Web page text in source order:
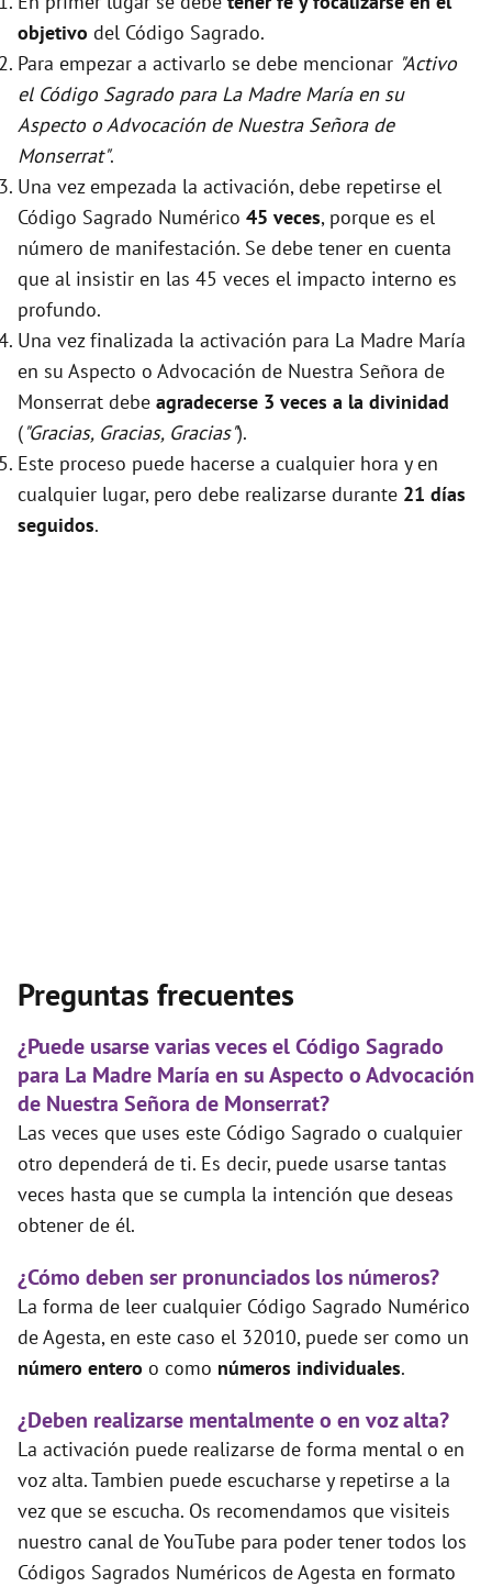
objetivo del Código Sagrado.
Para empezar a activarlo se debe mencionar "Activo
el Código Sagrado para La Madre María en su
Aspecto o Advocación de Nuestra Señora de
Monserrat".
Una vez empezada la activación, debe repetirse el
Código Sagrado Numérico 45 veces, porque es el
número de manifestación. Se debe tener en cuenta
que al insistir en las 45 veces el impacto interno es
profundo.
Una vez finalizada la activación para La Madre María
en su Aspecto o Advocación de Nuestra Señora de
Monserrat debe agradecerse 3 veces a la divinidad
("Gracias, Gracias, Gracias").
Este proceso puede hacerse a cualquier hora y en
cualquier lugar, pero debe realizarse durante 21 días
seguidos.
Preguntas frecuentes
¿Puede usarse varias veces el Código Sagrado
para La Madre María en su Aspecto o Advocación
de Nuestra Señora de Monserrat?
Las veces que uses este Código Sagrado o cualquier
otro dependerá de ti. Es decir, puede usarse tantas
veces hasta que se cumpla la intención que deseas
obtener de él.
¿Cómo deben ser pronunciados los números?
La forma de leer cualquier Código Sagrado Numérico
de Agesta, en este caso el 32010, puede ser como un
número entero o como números individuales.
¿Deben realizarse mentalmente o en voz alta?
La activación puede realizarse de forma mental o en
voz alta. Tambien puede escucharse y repetirse a la
vez que se escucha. Os recomendamos que visiteis
nuestro canal de YouTube para poder tener todos los
Códigos Sagrados Numéricos de Agesta en formato